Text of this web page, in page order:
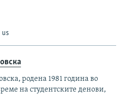
us
родена 1981 година во
на студентските денови,